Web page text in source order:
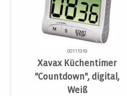
00111319
Xavax Küchentimer
"Countdown", digital,
Weiß